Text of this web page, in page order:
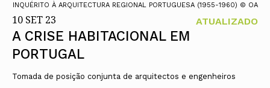
INQUÉRITO À ARQUITECTURA REGIONAL PORTUGUESA (1955-1960) © OA
10 SET 23 ATUALIZADO
A CRISE HABITACIONAL EM
PORTUGAL
Tomada de posição conjunta de arquitectos e engenheiros